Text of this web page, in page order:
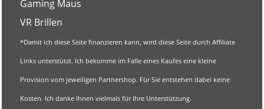
Gaming Maus
VR Brillen
*Damit ich diese Seite finanzieren kann, wird diese Seite durch Affiliate
Links unterstützt. Ich bekomme im Falle eines Kaufes eine kleine
Provision vom jeweiligen Partnershop. Für Sie entstehen dabei keine
Kosten. Ich danke Ihnen vielmals für Ihre Unterstützung.